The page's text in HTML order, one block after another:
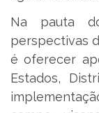
Na pauta
perspectivas
é oferecer
Estados,